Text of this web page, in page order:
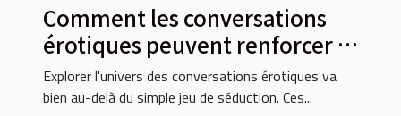
Comment les conversations
érotiques peuvent renforcer la
confiance en soi ?
Explorer l'univers des conversations érotiques va
bien au-delà du simple jeu de séduction. Ces...